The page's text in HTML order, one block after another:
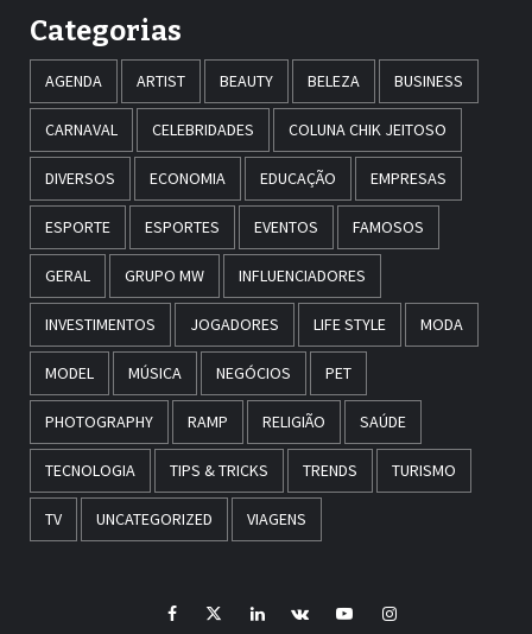
Categorias
AGENDA ARTIST BEAUTY BELEZA BUSINESS
CARNAVAL CELEBRIDADES COLUNA CHIK JEITOSO
DIVERSOS ECONOMIA EDUCAÇÃO EMPRESAS
ESPORTE ESPORTES EVENTOS FAMOSOS
GERAL GRUPO MW INFLUENCIADORES
INVESTIMENTOS JOGADORES LIFE STYLE MODA
MODEL MÚSICA NEGÓCIOS PET
PHOTOGRAPHY RAMP RELIGIÃO SAÚDE
TECNOLOGIA TIPS & TRICKS TRENDS TURISMO
TV UNCATEGORIZED VIAGENS
FacebookTwitterLinkedIn
VK YouTubeInstagram